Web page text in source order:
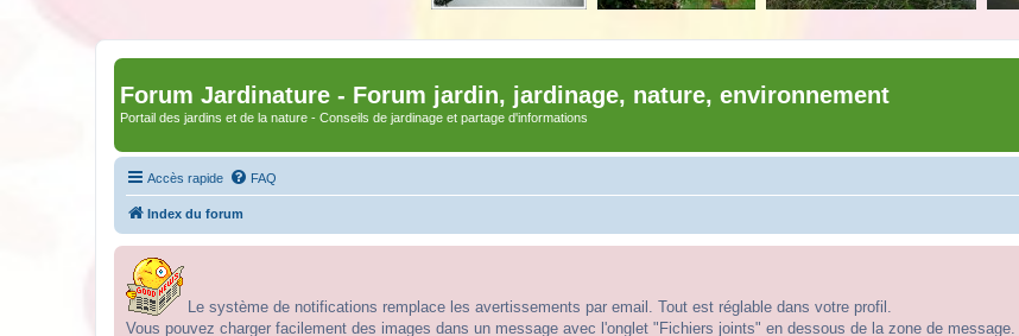
Forum Jardinature - Forum jardin, jardinage, nature, environnement
Portail des jardins et de la nature - Conseils de jardinage et partage d'informations
Accès rapide FAQ
Index du forum
Le système de notifications remplace les avertissements par email. Tout est réglable dans votre profil.
Vous pouvez charger facilement des images dans un message avec l'onglet "Fichiers joints" en dessous de la zone de message.